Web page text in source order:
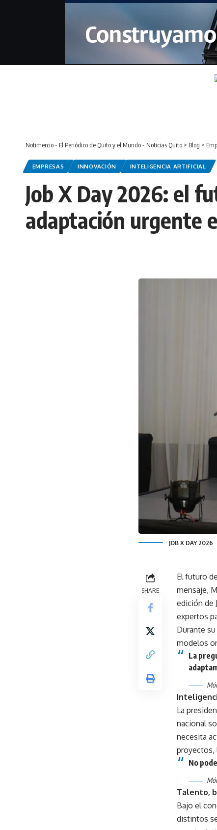
Notimercio - El Periódico de Quito y el Mundo - Noticias Quito > Blog >
EMPRESAS INNOVACIÓN INTELIGENCIA ARTIFICIAL
Job X Day 2026: el
adaptación urgente
JOB X DAY 2026
SHARE
El futuro
mensaje,
edición de
expertos
Durante
modelos
La
La
nacional
necesita
proyectos,
No
Talento,
Bajo el
distintos